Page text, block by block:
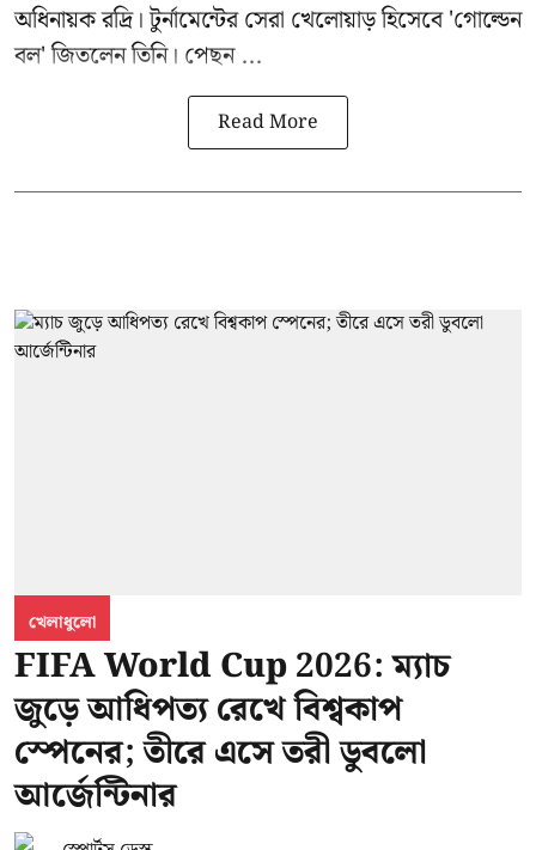
অধিনায়ক রদ্রি। টুর্নামেন্টের সেরা খেলোয়াড় হিসেবে 'গোল্ডেন
বল' জিতলেন তিনি। পেছন ...
Read More
খেলাধুলো
FIFA World Cup 2026: ম্যাচ
জুড়ে আধিপত্য রেখে বিশ্বকাপ
স্পেনের; তীরে এসে তরী ডুবলো
আর্জেন্টিনার